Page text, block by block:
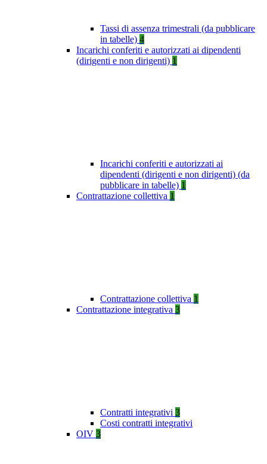
Tassi di assenza trimestrali (da pubblicare
in tabelle) 4
Incarichi conferiti e autorizzati ai dipendenti
(dirigenti e non dirigenti) 1
Incarichi conferiti e autorizzati ai
dipendenti (dirigenti e non dirigenti) (da
pubblicare in tabelle) 1
Contrattazione collettiva 1
Contrattazione collettiva 1
Contrattazione integrativa 3
Contratti integrativi 3
Costi contratti integrativi
OIV 3